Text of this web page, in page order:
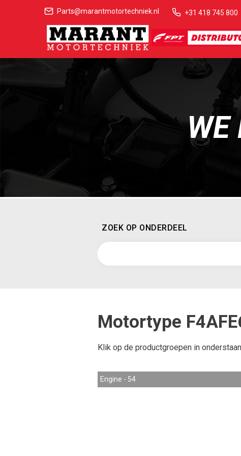
Parts@marantmotortechniek.nl +31 418 745 800
WE
ZOEK OP ONDERDEEL
Motortype
Klik op de productgroepen in
Engine - 54